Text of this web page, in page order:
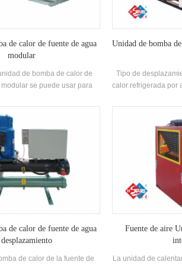
convencional,
medida la
de calor de fuente de agua
modular
de bomba de calor de
se puede usar para
una máquina. El sistema
la caldera original y el aire
Sistema; La capacidad de
la eficiencia es alta,
son fáciles, y la
energética es 5-1.
nivel.
Unidad de bomba
Tipo de
calor refrigerada por
cerrado, Auto-
eficiencia Shell-
calor y
utilizando R22,
de calor de fuente de agua
de calor de la fuente de
Fuente de aire
La unidad de